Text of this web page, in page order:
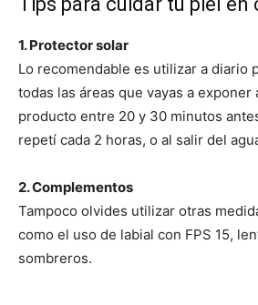
1. Protector solar
Lo recomendable es utilizar a diario
todas las áreas que vayas a exponer
producto entre 20 y 30 minutos
repetí cada 2 horas, o al salir del
2. Complementos
Tampoco olvides utilizar otras
como el uso de labial con FPS 15,
sombreros.